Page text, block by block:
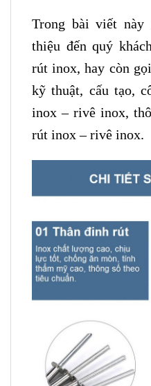
Trong bài viết
thiệu đến quý
rút inox, hay còn
kỹ thuật, cấu tạo,
inox – rivê inox,
rút inox – rivê inox.